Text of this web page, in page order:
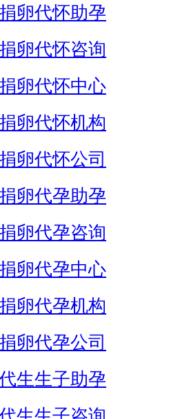
卵代怀助孕
卵代怀咨询
卵代怀中心
卵代怀机构
卵代怀公司
卵代孕助孕
卵代孕咨询
卵代孕中心
卵代孕机构
卵代孕公司
生生子助孕